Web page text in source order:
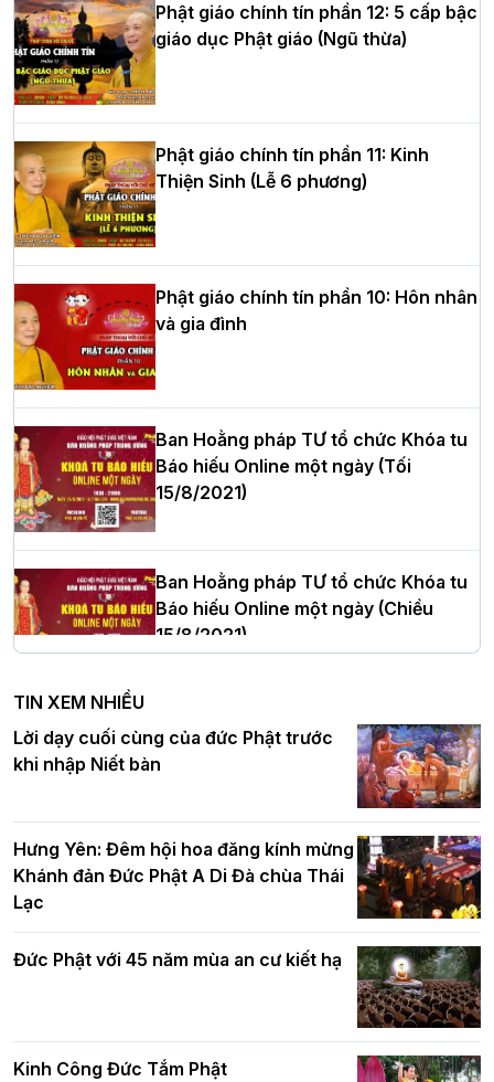
Học yêu thương trong ngày tu tập thứ
tư của Khóa sinh hoạt Phật pháp mùa
hè tại chùa Bằng
HT.Thích Thọ Lạc được suy cử làm tân
Trưởng BTS GHPGVN tỉnh Nghệ An
Hòa thượng Thích Quảng Tùng tái đắc
cử Trưởng BTS GHPGVN thành phố Hải
Phòng nhiệm kỳ 2026 – 2031
Thượng tọa Thích Tâm Chính được suy
cử tân Trưởng ban Trị sự GHPGVN tỉnh
Hà Nội: Tăng Ni Trường hạ Bồ Đề trang
nghiêm tác pháp Tiền an cư PL.2570 –
DL.2026
chúc mừng Phật đản BTS GHPGVN TP.
Hà Nội
Hơn 5.000 người tham dự diễu hành,
Phật giáo chính tín phần 12: 5 cấp bậc
giáo dục Phật giáo (Ngũ thừa)
Phật giáo chính tín phần 11: Kinh
Thiện Sinh (Lễ 6 phương)
Phật giáo chính tín phần 10: Hôn nhân
và gia đình
Ban Hoằng pháp TƯ tổ chức Khóa tu
Báo hiếu Online một ngày (Tối
15/8/2021)
Ban Hoằng pháp TƯ tổ chức Khóa tu
Báo hiếu Online một ngày (Chiều
15/8/2021)
Ban Hoằng pháp TƯ tổ chức Khóa tu
Báo hiếu Online một ngày (Sáng
15/8/2021)
Tinh thần yêu nước của Phật giáo
TIN XEM NHIỀU
Lời dạy cuối cùng của đức Phật trước
khi nhập Niết bàn
Hưng Yên: Đêm hội hoa đăng kính mừng
Khánh đản Đức Phật A Di Đà chùa Thái
Lạc
Đức Phật với 45 năm mùa an cư kiết hạ
Kinh Công Đức Tắm Phật